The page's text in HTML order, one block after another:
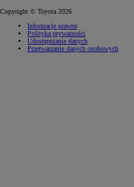
Copyright © Toyota 2026
Informacje prawne
Polityka prywatności
Udostępnianie danych
Przetwarzanie danych osobowych